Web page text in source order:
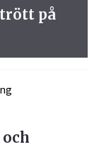
på